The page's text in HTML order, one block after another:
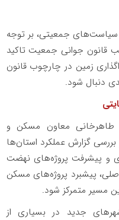
سیاست‌های جمعیتی، بر توجه
قانون جوانی جمعیت تاکید
زمین در چارچوب قانون
دنبال شود.
طاهرخانی معاون مسکن و
گزارش عملکرد استان‌ها
و پیشرفت پروژه‌های نهضت
پیشبرد پروژه‌های مسکن
مسیر متمرکز شود.
جدید در بسیاری از